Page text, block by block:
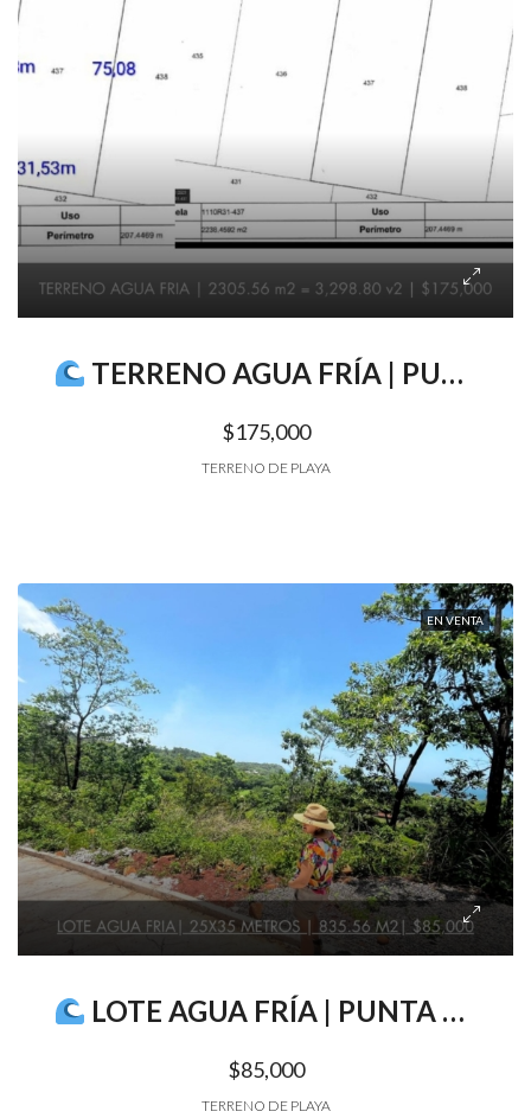
TERRENO AGUA FRÍA | PUNTA MANGO | SURF CITY II
$175,000
TERRENO DE PLAYA
EN VENTA
LOTE AGUA FRÍA | PUNTA MANGO | SURF CITY II
$85,000
TERRENO DE PLAYA